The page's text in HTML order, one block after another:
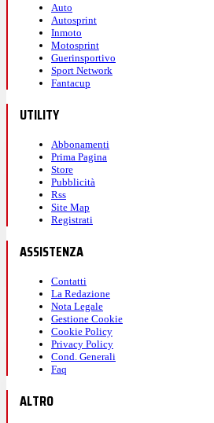
Auto
Autosprint
Inmoto
Motosprint
Guerinsportivo
Sport Network
Fantacup
UTILITY
Abbonamenti
Prima Pagina
Store
Pubblicità
Rss
Site Map
Registrati
ASSISTENZA
Contatti
La Redazione
Nota Legale
Gestione Cookie
Cookie Policy
Privacy Policy
Cond. Generali
Faq
ALTRO